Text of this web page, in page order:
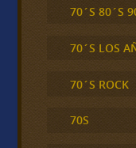
70´S 80´S
70´S LOS
70´S ROCK
70S